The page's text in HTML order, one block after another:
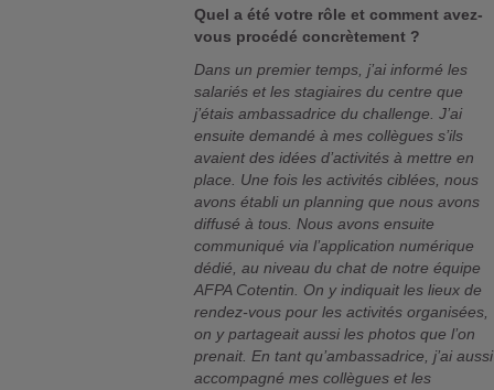
Quel a été votre rôle et comment avez-
vous procédé concrètement ?
Dans un premier temps, j’ai informé les
salariés et les stagiaires du centre que
j’étais ambassadrice du challenge. J’ai
ensuite demandé à mes collègues s’ils
avaient des idées d’activités à mettre en
place. Une fois les activités ciblées, nous
avons établi un planning que nous avons
diffusé à tous. Nous avons ensuite
communiqué via l’application numérique
dédié, au niveau du chat de notre équipe
AFPA Cotentin. On y indiquait les lieux de
rendez-vous pour les activités organisées,
on y partageait aussi les photos que l’on
prenait. En tant qu’ambassadrice, j’ai aussi
accompagné mes collègues et les